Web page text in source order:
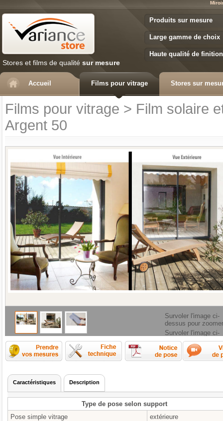
Stores et films de qualité sur mesure
Produits sur mesure
Large gamme de choix
Haute qualité de finition
Accueil Films pour vitrage Stores sur
Films pour vitrage > Film solaire
Argent 50
Survoler l'image ci-
dessus pour zoomer
Survoler l'image ci-
dessus pour zoomer
Comment prendre les mesures ?
Fiche technique
Caractéristiques Description
Type de pose selon support
Pose simple vitrage
extérieure